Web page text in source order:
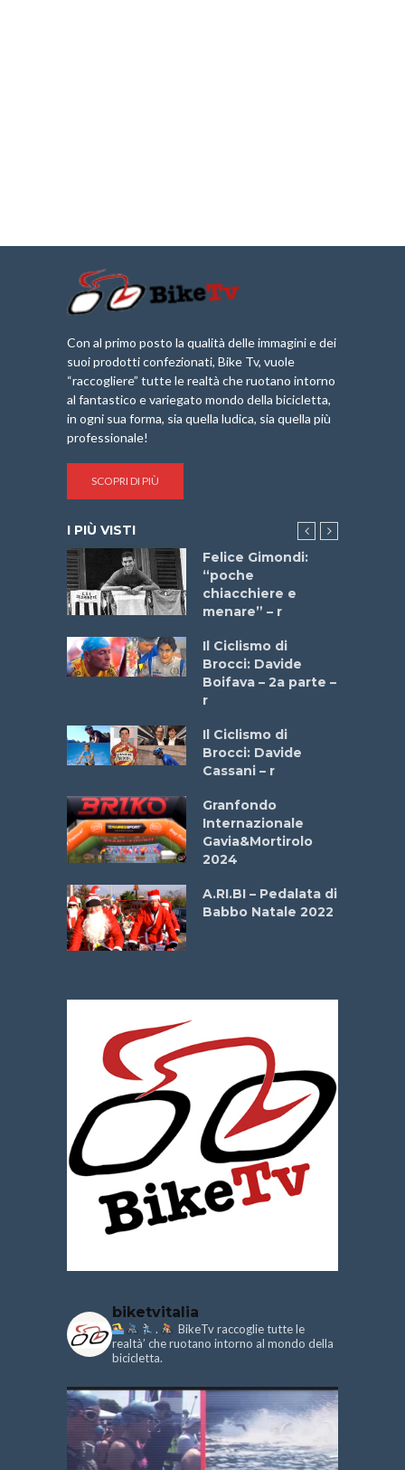
Con al primo posto la qualità delle immagini e dei
suoi prodotti confezionati, Bike Tv, vuole
“raccogliere” tutte le realtà che ruotano intorno
al fantastico e variegato mondo della bicicletta,
in ogni sua forma, sia quella ludica, sia quella più
professionale!
SCOPRI DI PIÙ
I PIÙ VISTI
Felice Gimondi:
“poche
chiacchiere e
menare” – r
Il Ciclismo di
Brocci: Davide
Boifava – 2a parte –
r
Il Ciclismo di
Brocci: Davide
Cassani – r
Granfondo
Internazionale
Gavia&Mortirolo
2024
A.RI.BI – Pedalata di
Babbo Natale 2022
biketvitalia
.
BikeTv raccoglie tutte le
realtà’ che ruotano intorno al mondo della
bicicletta.